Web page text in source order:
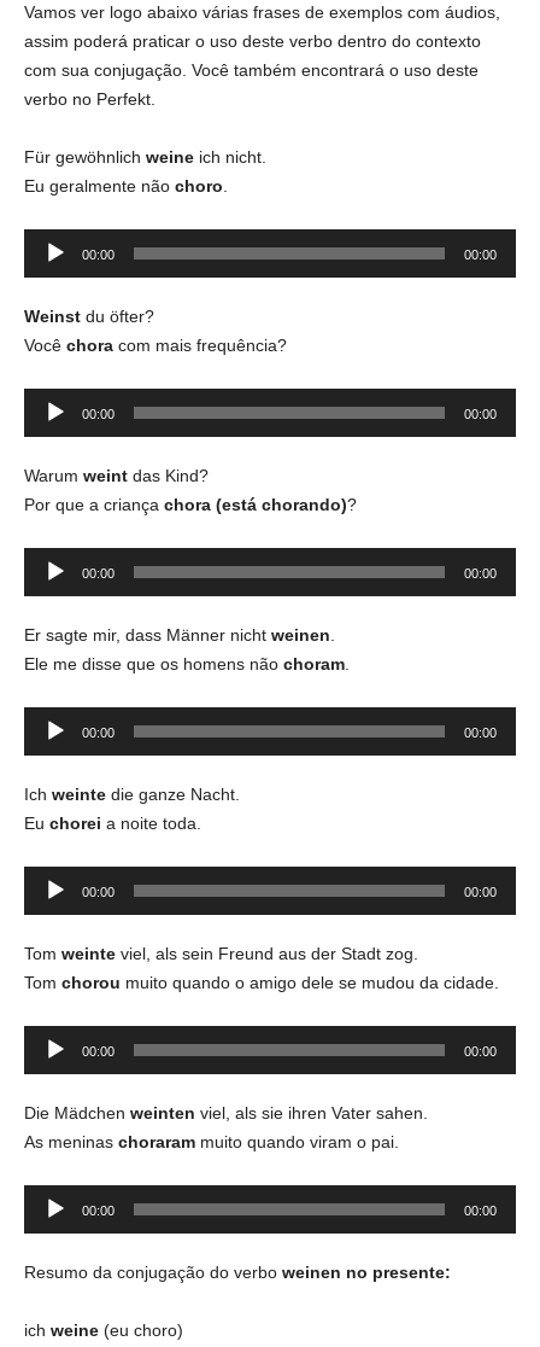
Vamos ver logo abaixo várias frases de exemplos com áudios,
assim poderá praticar o uso deste verbo dentro do contexto
com sua conjugação. Você também encontrará o uso deste
verbo no Perfekt.
Für gewöhnlich weine ich nicht.
Eu geralmente não choro
Tocador
00:00 00:00
Weinst du öfter?
Você chora com mais frequência?
Tocador
00:00 00:00
Warum weint das Kind?
Por que a criança chora (está chorando)?
Tocador
00:00 00:00
Er sagte mir, dass Männer nicht weinen
Ele me disse que os homens não choram
Tocador
00:00 00:00
Ich weinte die ganze Nacht.
Eu chorei a noite toda.
Tocador
00:00 00:00
Tom weinte viel, als sein Freund aus der Stadt zog.
Tom chorou muito quando o amigo dele se mudou da cidade.
Tocador
00:00 00:00
Die Mädchen weinten viel, als sie ihren Vater sahen.
As meninas choraram muito quando viram o pai.
Tocador
00:00 00:00
Resumo da conjugação do verbo weinen no presente:
ich weine (eu choro)